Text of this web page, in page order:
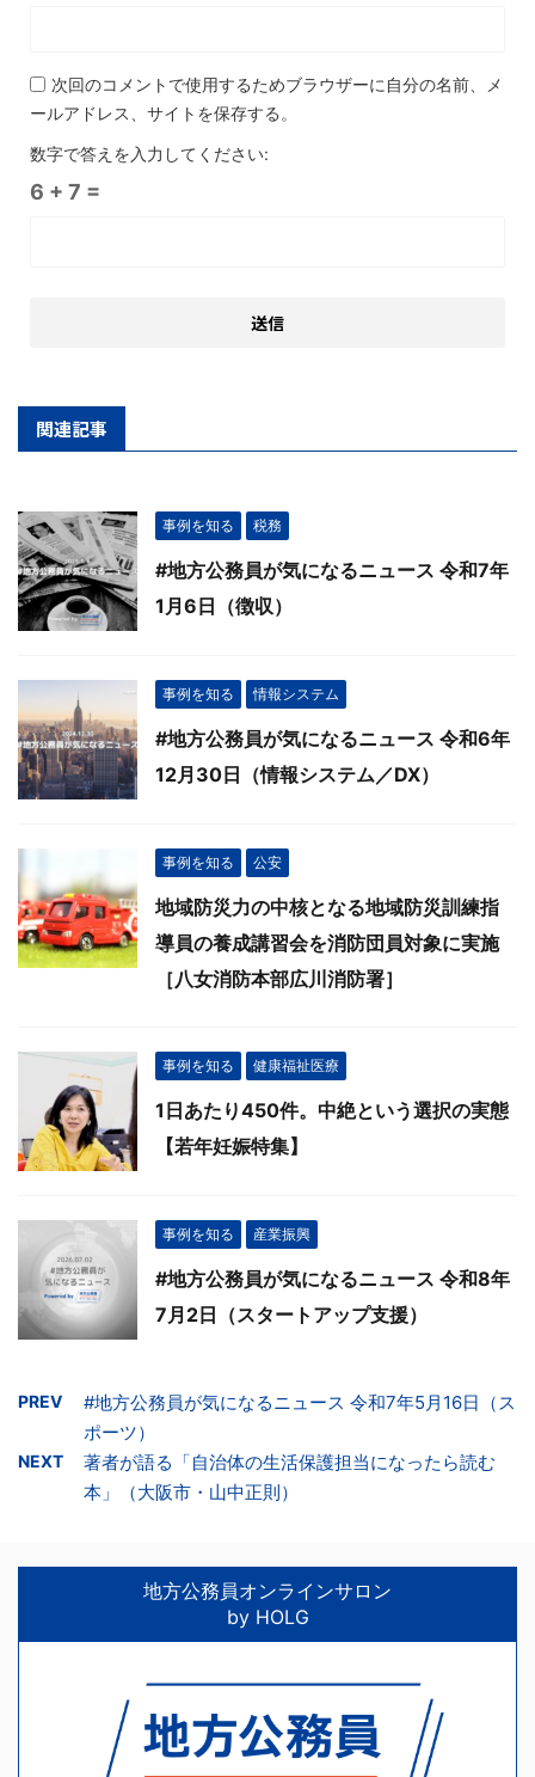
次回のコメントで使用するためブラウザーに自分の名前、メ
ールアドレス、サイトを保存する。
数字で答えを入力してください:
6 + 7 =
関連記事
事例を知る 税務
#地方公務員が気になるニュース 令和7年
1月6日（徴収）
事例を知る 情報システム
#地方公務員が気になるニュース 令和6年
12月30日（情報システム／DX）
事例を知る 公安
地域防災力の中核となる地域防災訓練指
導員の養成講習会を消防団員対象に実施
［八女消防本部広川消防署］
事例を知る 健康福祉医療
1日あたり450件。中絶という選択の実態
【若年妊娠特集】
事例を知る 産業振興
#地方公務員が気になるニュース 令和8年
7月2日（スタートアップ支援）
PREV
#地方公務員が気になるニュース 令和7年5月16日（ス
ポーツ）
NEXT
著者が語る「自治体の生活保護担当になったら読む
本」（大阪市・山中正則）
地方公務員オンラインサロン
by HOLG